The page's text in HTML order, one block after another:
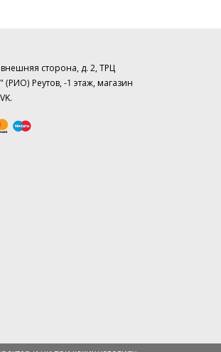
сторона, д. 2, ТРЦ
Реутов, -1 этаж, магазин